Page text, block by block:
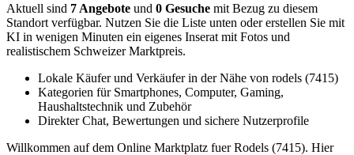
Aktuell sind 7 Angebote und 0 Gesuche mit Bezug zu diesem
Standort verfügbar. Nutzen Sie die Liste unten oder erstellen Sie mit
KI in wenigen Minuten ein eigenes Inserat mit Fotos und
realistischem Schweizer Marktpreis.
Lokale Käufer und Verkäufer in der Nähe von rodels (7415)
Kategorien für Smartphones, Computer, Gaming,
Haushaltstechnik und Zubehör
Direkter Chat, Bewertungen und sichere Nutzerprofile
Willkommen auf dem Online Marktplatz fuer Rodels (7415). Hier